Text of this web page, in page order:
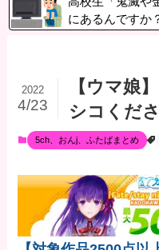
にあるんですか
【ウマ娘
シコくださ
2022
4/23
5ch、おんj、ふたばまとめ